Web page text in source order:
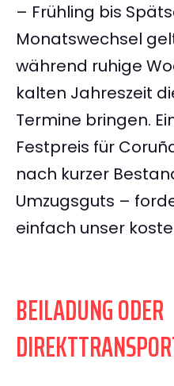
– Frühling bis
Monatswechsel
während ruhige
kalten Jahreszeit
Termine bringen.
Festpreis für
nach kurzer
Umzugsguts –
einfach unser
BEILADUNG ODER